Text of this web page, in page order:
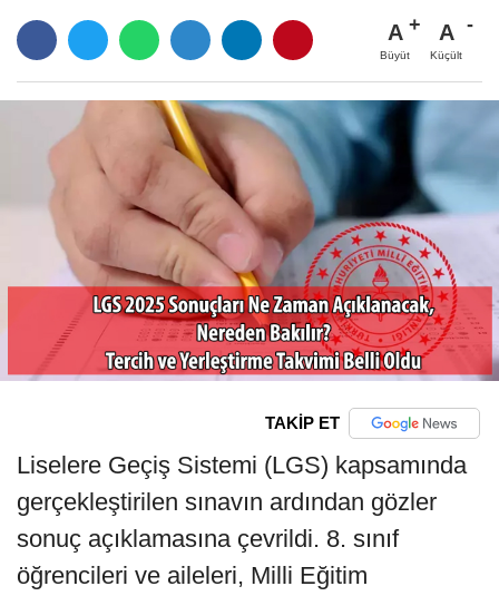
A
Büyüt
A
Küçült
TAKİP ET
Liselere Geçiş Sistemi (LGS) kapsamında
gerçekleştirilen sınavın ardından gözler
sonuç açıklamasına çevrildi. 8. sınıf
öğrencileri ve aileleri, Milli Eğitim